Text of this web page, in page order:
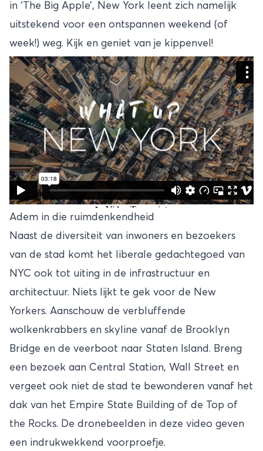
in ‘The Big Apple’, New York leent zich namelijk
uitstekend voor een ontspannen weekend (of
week!) weg. Kijk en geniet van je kippenvel!
Adem in die ruimdenkendheid
Naast de diversiteit van inwoners en bezoekers
van de stad komt het liberale gedachtegoed van
NYC ook tot uiting in de infrastructuur en
architectuur. Niets lijkt te gek voor de New
Yorkers. Aanschouw de verbluffende
wolkenkrabbers en skyline vanaf de Brooklyn
Bridge en de veerboot naar Staten Island. Breng
een bezoek aan Central Station, Wall Street en
vergeet ook niet de stad te bewonderen vanaf het
dak van het Empire State Building of de Top of
the Rocks. De dronebeelden in deze video geven
een indrukwekkend voorproefje.